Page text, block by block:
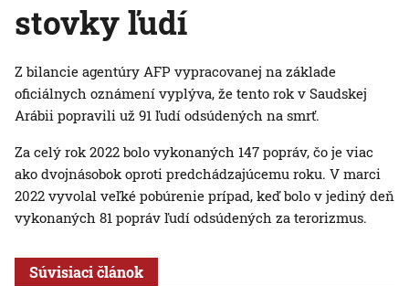
stovky ľudí
Z bilancie agentúry AFP vypracovanej na základe
oficiálnych oznámení vyplýva, že tento rok v Saudskej
Arábii popravili už 91 ľudí odsúdených na smrť.
Za celý rok 2022 bolo vykonaných 147 popráv, čo je viac
ako dvojnásobok oproti predchádzajúcemu roku. V marci
2022 vyvolal veľké pobúrenie prípad, keď bolo v jediný deň
vykonaných 81 popráv ľudí odsúdených za terorizmus.
Súvisiaci článok